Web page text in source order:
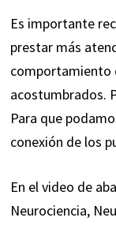
Es importante
prestar más
comportamiento
acostumbrados.
Para que
conexión de los
En el video de
Neurociencia,